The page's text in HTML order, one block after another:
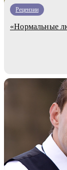
Рецензии
«Нормальные